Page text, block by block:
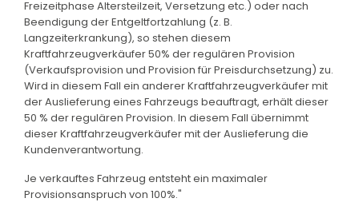
Freizeitphase Altersteilzeit, Versetzung etc.) oder nach
Beendigung der Entgeltfortzahlung (z. B.
Langzeiterkrankung), so stehen diesem
Kraftfahrzeugverkäufer 50% der regulären Provision
(Verkaufsprovision und Provision für Preisdurchsetzung) zu.
Wird in diesem Fall ein anderer Kraftfahrzeugverkäufer mit
der Auslieferung eines Fahrzeugs beauftragt, erhält dieser
50 % der regulären Provision. In diesem Fall übernimmt
dieser Kraftfahrzeugverkäufer mit der Auslieferung die
Kundenverantwortung.
Je verkauftes Fahrzeug entsteht ein maximaler
Provisionsanspruch von 100%."